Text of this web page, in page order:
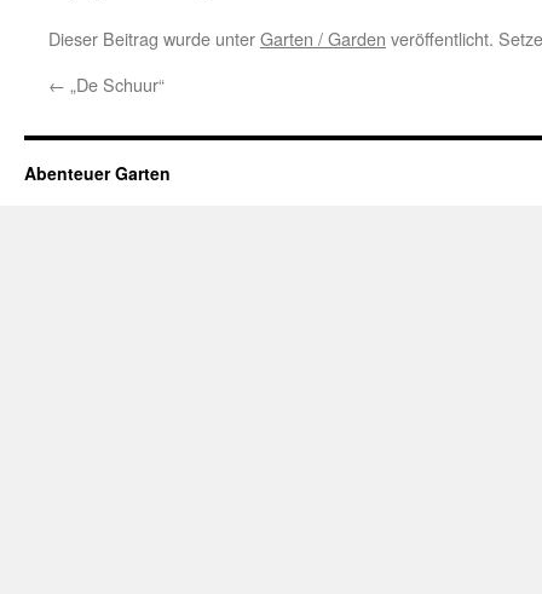
Dieser Beitrag wurde unterGarten / Garden veröffentlicht.
← „De Schuur“
Abenteuer Garten